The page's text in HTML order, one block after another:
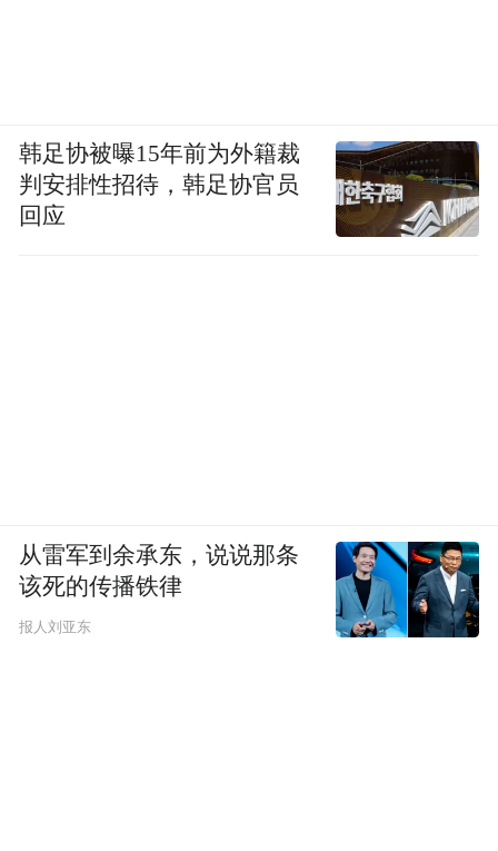
韩足协被曝15年前为外籍裁
判安排性招待，韩足协官员
回应
从雷军到余承东，说说那条
该死的传播铁律
报人刘亚东